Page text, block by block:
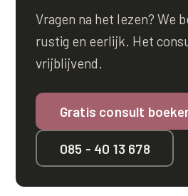
Vragen na het lezen? We
rustig en eerlijk. Het
vrijblijvend.
Gratis consult
085 - 40 13 678